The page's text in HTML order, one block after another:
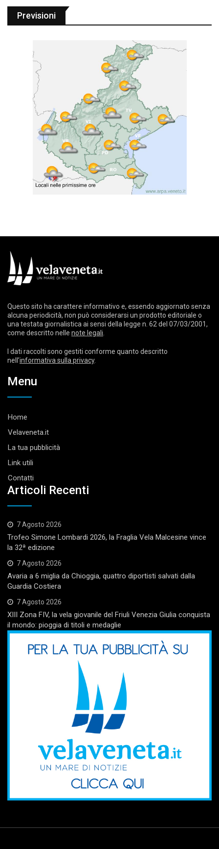
Previsioni
Questo sito ha carattere informativo e, essendo aggiornato senza
alcuna periodicità, non può considerarsi un prodotto editoriale o
una testata giornalistica ai sensi della legge n. 62 del 07/03/2001,
come descritto nelle note legali
I dati raccolti sono gestiti conforme quanto descritto
nell’informativa sulla privacy.
Menu
Home
Velaveneta.it
La tua pubblicità
Link utili
Contatti
Articoli Recenti
7 Agosto 2026
Trofeo Simone Lombardi 2026, la Fraglia Vela Malcesine vince
la 32ª edizione
7 Agosto 2026
Avaria a 6 miglia da Chioggia, quattro diportisti salvati dalla
Guardia Costiera
7 Agosto 2026
XIII Zona FIV, la vela giovanile del Friuli Venezia Giulia conquista
il mondo: pioggia di titoli e medaglie